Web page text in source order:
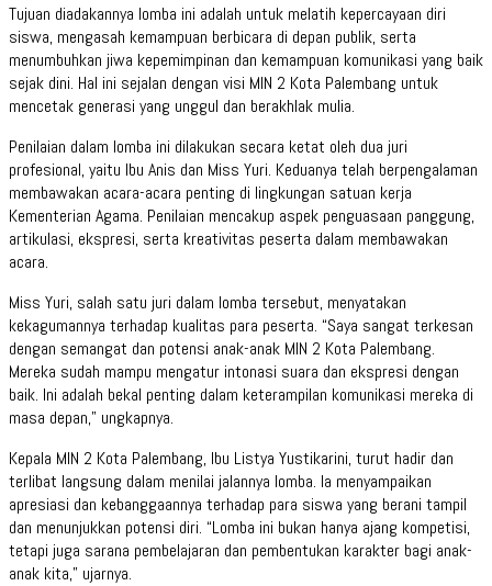
Tujuan diadakannya lomba ini adalah untuk melatih kepercayaan diri
siswa, mengasah kemampuan berbicara di depan publik, serta
menumbuhkan jiwa kepemimpinan dan kemampuan komunikasi yang baik
sejak dini. Hal ini sejalan dengan visi MIN 2 Kota Palembang untuk
mencetak generasi yang unggul dan berakhlak mulia.
Penilaian dalam lomba ini dilakukan secara ketat oleh dua juri
profesional, yaitu Ibu Anis dan Miss Yuri. Keduanya telah berpengalaman
membawakan acara-acara penting di lingkungan satuan kerja
Kementerian Agama. Penilaian mencakup aspek penguasaan panggung,
artikulasi, ekspresi, serta kreativitas peserta dalam membawakan
acara.
Miss Yuri, salah satu juri dalam lomba tersebut, menyatakan
kekagumannya terhadap kualitas para peserta. “Saya sangat terkesan
dengan semangat dan potensi anak-anak MIN 2 Kota Palembang.
Mereka sudah mampu mengatur intonasi suara dan ekspresi dengan
baik. Ini adalah bekal penting dalam keterampilan komunikasi mereka di
masa depan,” ungkapnya.
Kepala MIN 2 Kota Palembang, Ibu Listya Yustikarini, turut hadir dan
terlibat langsung dalam menilai jalannya lomba. Ia menyampaikan
apresiasi dan kebanggaannya terhadap para siswa yang berani tampil
dan menunjukkan potensi diri. “Lomba ini bukan hanya ajang kompetisi,
tetapi juga sarana pembelajaran dan pembentukan karakter bagi anak-
anak kita,” ujarnya.